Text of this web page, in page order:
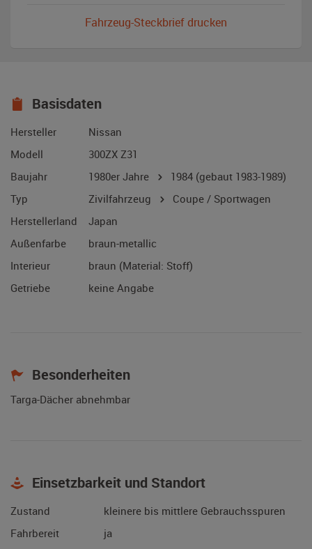
Fahrzeug-Steckbrief drucken
Basisdaten
Hersteller
Nissan
Modell
300ZX Z31
Baujahr
1980er Jahre 1984 (gebaut 1983-1989)
Typ
Zivilfahrzeug
Coupe / Sportwagen
Herstellerland
Japan
Außenfarbe
braun-metallic
Interieur
braun (Material: Stoff)
Getriebe
keine Angabe
Besonderheiten
Targa-Dächer abnehmbar
Einsetzbarkeit und Standort
Zustand
kleinere bis mittlere Gebrauchsspuren
Fahrbereit
ja